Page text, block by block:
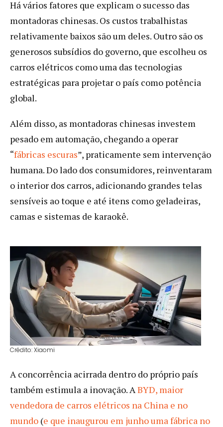
Há vários fatores que explicam o sucesso das
montadoras chinesas. Os custos trabalhistas
relativamente baixos são um deles. Outro são os
generosos subsídios do governo, que escolheu os
carros elétricos como uma das tecnologias
estratégicas para projetar o país como potência
global.
Além disso, as montadoras chinesas investem
pesado em automação, chegando a operar
“fábricas escuras”, praticamente sem intervenção
humana. Do lado dos consumidores, reinventaram
o interior dos carros, adicionando grandes telas
sensíveis ao toque e até itens como geladeiras,
camas e sistemas de karaokê.
Crédito: Xiaomi
A concorrência acirrada dentro do próprio país
também estimula a inovação. ABYD, maior
vendedora de carros elétricos na China e no
mundo (e que inaugurou em junho uma fábrica no